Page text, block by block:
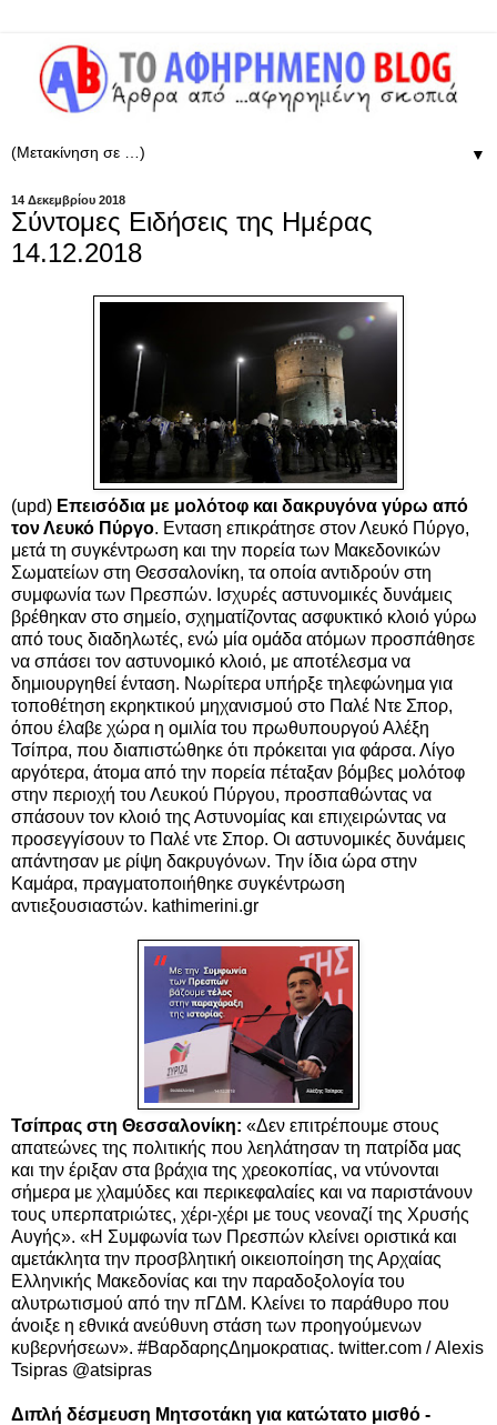
▼
14 Δεκεμβρίου 2018
Σύντομες Ειδήσεις της Ημέρας
14.12.2018
(upd) Επεισόδια με μολότοφ και δακρυγόνα γύρω από
τον Λευκό Πύργο. Ενταση επικράτησε στον Λευκό Πύργο,
μετά τη συγκέντρωση και την πορεία των Μακεδονικών
Σωματείων στη Θεσσαλονίκη, τα οποία αντιδρούν στη
συμφωνία των Πρεσπών. Ισχυρές αστυνομικές δυνάμεις
βρέθηκαν στο σημείο, σχηματίζοντας ασφυκτικό κλοιό γύρω
από τους διαδηλωτές, ενώ μία ομάδα ατόμων προσπάθησε
να σπάσει τον αστυνομικό κλοιό, με αποτέλεσμα να
δημιουργηθεί ένταση. Νωρίτερα υπήρξε τηλεφώνημα για
τοποθέτηση εκρηκτικού μηχανισμού στο Παλέ Ντε Σπορ,
όπου έλαβε χώρα η ομιλία του πρωθυπουργού Αλέξη
Τσίπρα, που διαπιστώθηκε ότι πρόκειται για φάρσα. Λίγο
αργότερα, άτομα από την πορεία πέταξαν βόμβες μολότοφ
στην περιοχή του Λευκού Πύργου, προσπαθώντας να
σπάσουν τον κλοιό της Αστυνομίας και επιχειρώντας να
προσεγγίσουν το Παλέ ντε Σπορ. Οι αστυνομικές δυνάμεις
απάντησαν με ρίψη δακρυγόνων. Την ίδια ώρα στην
Καμάρα, πραγματοποιήθηκε συγκέντρωση
αντιεξουσιαστών. kathimerini.gr
Τσίπρας στη Θεσσαλονίκη: «Δεν επιτρέπουμε στους
απατεώνες της πολιτικής που λεηλάτησαν τη πατρίδα μας
και την έριξαν στα βράχια της χρεοκοπίας, να ντύνονται
σήμερα με χλαμύδες και περικεφαλαίες και να παριστάνουν
τους υπερπατριώτες, χέρι-χέρι με τους νεοναζί της Χρυσής
Αυγής». «Η Συμφωνία των Πρεσπών κλείνει οριστικά και
αμετάκλητα την προσβλητική οικειοποίηση της Αρχαίας
Ελληνικής Μακεδονίας και την παραδοξολογία του
αλυτρωτισμού από την πΓΔΜ. Κλείνει το παράθυρο που
άνοιξε η εθνικά ανεύθυνη στάση των προηγούμενων
κυβερνήσεων». #ΒαρδαρηςΔημοκρατιας. twitter.com / Alexis
Tsipras‏ @atsipras
Διπλή δέσμευση Μητσοτάκη για κατώτατο μισθό -